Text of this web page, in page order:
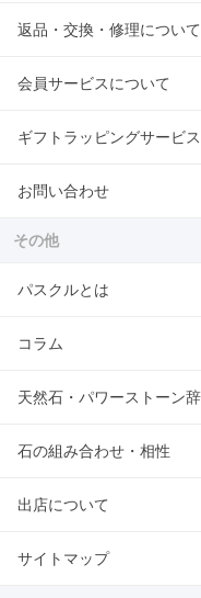
返品・交換・修理について
会員サービスについて
ギフトラッピングサービス
お問い合わせ
その他
パスクルとは
コラム
天然石・パワーストーン
石の組み合わせ・相性
出店について
サイトマップ